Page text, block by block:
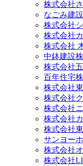
株式会社
なごみ建
株式会社
株式会社
株式会社
中鉢建設
株式会社
百年住宅
株式会社
株式会社
株式会社
株式会社
株式会社
サンヨー
株式会社
株式会社